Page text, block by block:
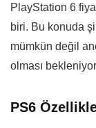
PlayStation 6
biri. Bu konuda
mümkün değil
olması
PS6